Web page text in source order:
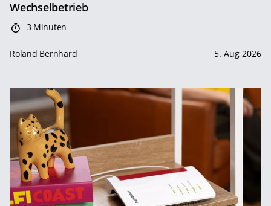
Wechselbetrieb
3 Minuten
Roland Bernhard 5. Aug 2026